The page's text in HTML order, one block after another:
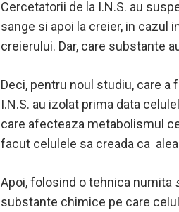
Cercetatorii de la I.N.S. au
sange si apoi la creier, in cazul
creierului. Dar, care substante
Deci, pentru noul studiu, care a
I.N.S. au izolat prima data
care afecteaza metabolismul
facut celulele sa creada ca
Apoi, folosind o tehnica numita
substante chimice pe care